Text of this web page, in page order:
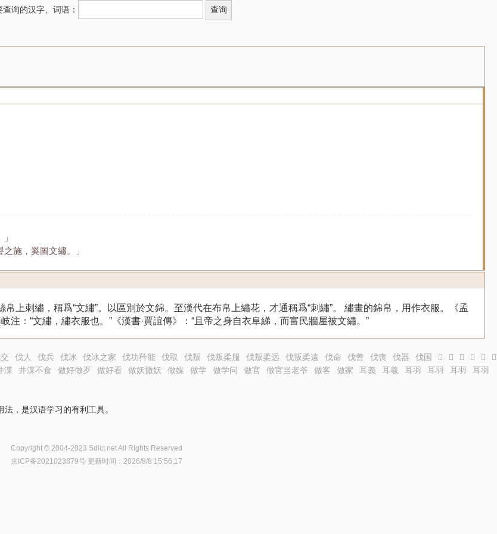
询的汉字、词语：
施，奚圖文繡。」
上刺繡，稱爲“文繡”。以區別於文錦。至漢代在布帛上繡花，才通稱爲“刺繡”。 繡畫的錦帛，用作衣服。《孟
注：“文繡，繡衣服也。”《漢書·賈誼傳》：“且帝之身自衣阜綈，而富民牆屋被文繡。”
伐人 伐兵 伐冰 伐冰之家 伐功矜能 伐取 伐叛 伐叛柔服 伐叛柔远 伐叛柔遠 伐命 伐善 伐喪 伐器 伐国 𦧐 𦧒 𦧓 𦧔 𦧕
𦧖
渫 井渫不食 做好做歹 做好看 做妖撒妖 做媒 做学 做学问 做官 做官当老爷 做客 做家 耳義 耳羲 耳羽 耳羽 耳羽
耳羽
，是汉语学习的有利工具。
Copyright © 2004-2023 Sdict.net All Rights Reserved
京ICP备2021023879号 更新时间：2026/8/8 15:56:17